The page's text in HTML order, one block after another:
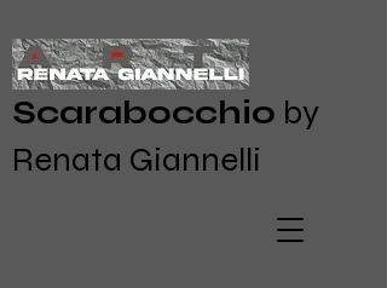
Scarabocchio by
Renata Giannelli